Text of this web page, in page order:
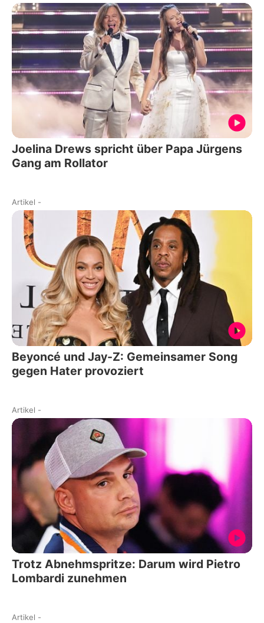
Joelina Drews spricht über Papa Jürgens
Gang am Rollator
Artikel -
Beyoncé und Jay-Z: Gemeinsamer Song
gegen Hater provoziert
Artikel -
Trotz Abnehmspritze: Darum wird Pietro
Lombardi zunehmen
Artikel -